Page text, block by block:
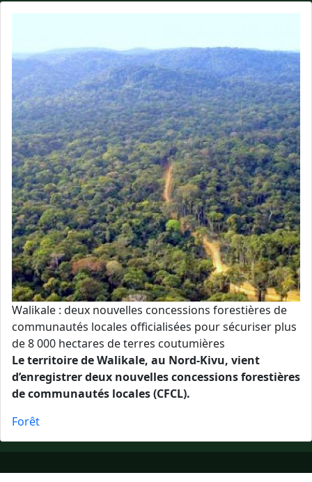
Walikale : deux nouvelles concessions forestières de
communautés locales officialisées pour sécuriser plus
de 8 000 hectares de terres coutumières
Le territoire de Walikale, au Nord-Kivu, vient
d’enregistrer deux nouvelles concessions forestières
de communautés locales (CFCL).
Forêt